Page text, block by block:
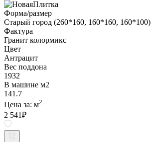
Форма/размер
Старый город (260*160, 160*160, 160*100)
Фактура
Гранит колормикс
Цвет
Антрацит
Вес поддона
1932
В машине м2
141.7
Цена за: м2
2 541₽